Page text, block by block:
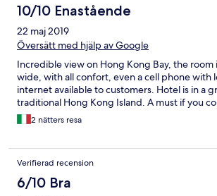
10/10 Enastående
22 maj 2019
Översätt med hjälp av Google
Incredible view on Hong Kong Bay, the room
wide, with all confort, even a cell phone with
internet available to customers. Hotel is in a
traditional Hong Kong Island. A must if you
2 nätters resa
Verifierad recension
6/10 Bra